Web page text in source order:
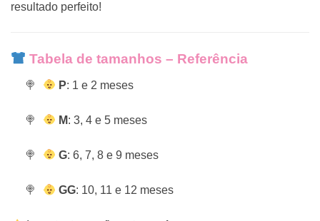
resultado perfeito!
Tabela de tamanhos – Referência
P: 1 e 2 meses
M: 3, 4 e 5 meses
G: 6, 7, 8 e 9 meses
GG: 10, 11 e 12 meses